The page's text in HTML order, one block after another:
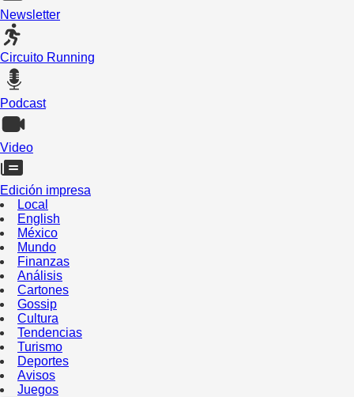
Newsletter
Circuito Running
Podcast
Video
Edición impresa
Local
English
México
Mundo
Finanzas
Análisis
Cartones
Gossip
Cultura
Tendencias
Turismo
Deportes
Avisos
Juegos